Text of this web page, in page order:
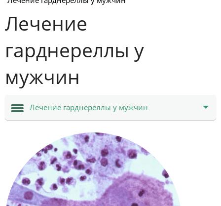
Лечение
гарднереллы у
мужчин
Лечение гарднереллы у мужчин